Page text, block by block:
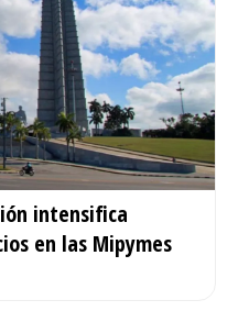
intensifica
en las Mipymes